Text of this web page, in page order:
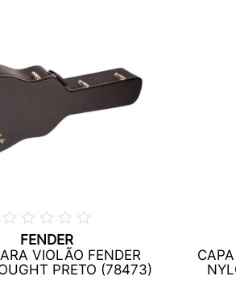
FENDER
VIOLÃO FENDER
PRETO (78473)